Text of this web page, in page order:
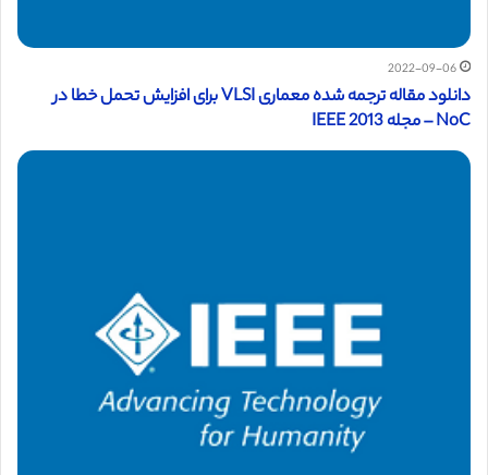
2022-09-06
دانلود مقاله ترجمه شده معماری VLSI برای افزایش تحمل خطا در
NoC – مجله IEEE 2013